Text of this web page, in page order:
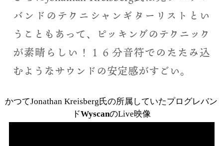
バンドのテクニシャンギターリストとい
うこともあって、ピッキングのテクニック
が素晴らしい！１６分音符でのたたみ込
むようなサウンドの安定感がすごい。
かつてJonathan Kreisberg氏の所属していたプログレバン
ドWyscanのLive映像